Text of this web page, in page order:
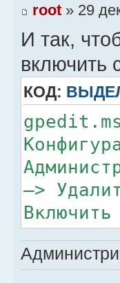
root » 29
И так,
включить
КОД:
–>
Включить